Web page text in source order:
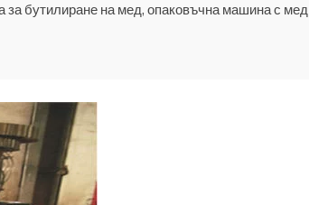
бутилиране на мед, опаковъчна машина с мед